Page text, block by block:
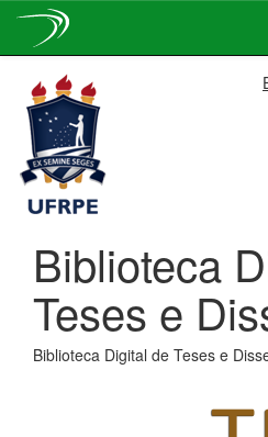
navigation
Biblioteca
Teses e
Biblioteca Digital de Teses e